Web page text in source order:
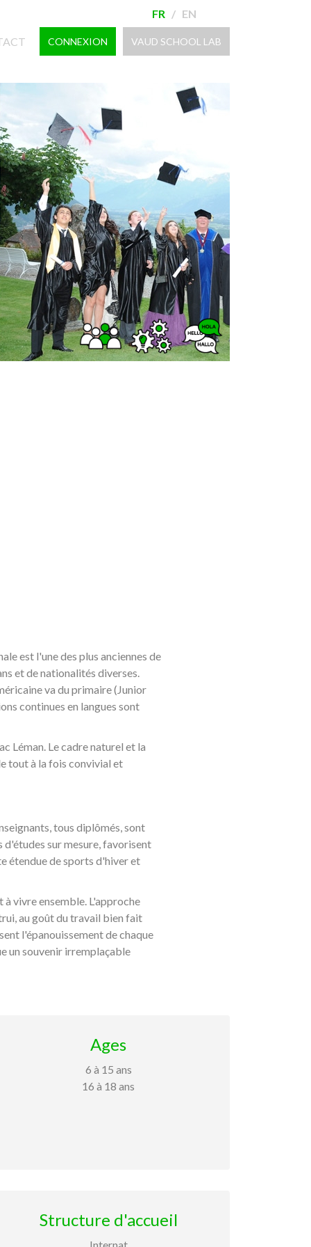
CONNEXION VAUD SCHOOL LAB
FR / EN
est l'une des plus anciennes de
et de nationalités diverses.
va du primaire (Junior
continues en langues sont
Léman. Le cadre naturel et la
tout à la fois convivial et
tous diplômés, sont
d'études sur mesure, favorisent
étendue de sports d'hiver et
vivre ensemble. L'approche
au goût du travail bien fait
l'épanouissement de chaque
un souvenir irremplaçable
Ages
6 à 15 ans
16 à 18 ans
Structure d'accueil